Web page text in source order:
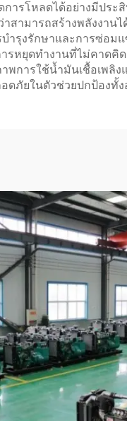
ารโหลดได้อย่างมีประ
ามารถสร้างพลังงานไ
งรักษาและการซ่อมแ
หยุดทำงานที่ไม่คาดคิด
การใช้น้ำมันเชื้อเพลิง
ดภัยในตัวช่วยปกป้องทั้